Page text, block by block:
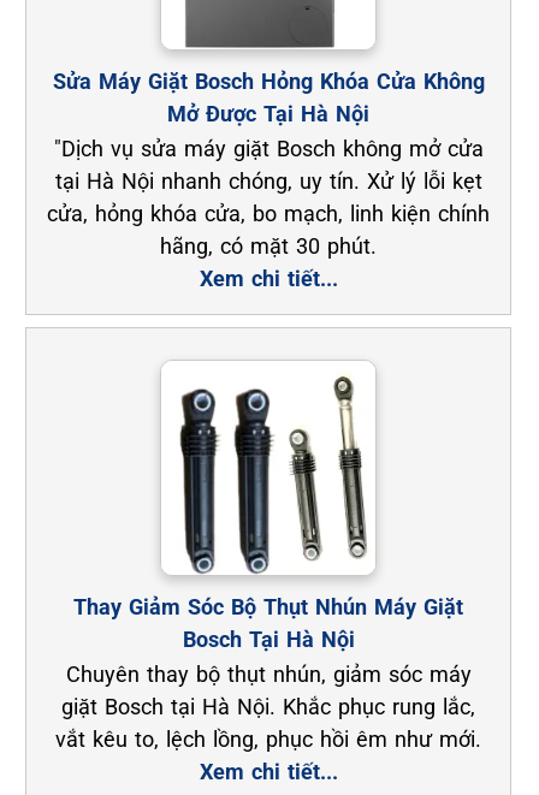
Sửa Máy Giặt Bosch Hỏng Khóa Cửa Không
Mở Được Tại Hà Nội
"Dịch vụ sửa máy giặt Bosch không mở cửa
tại Hà Nội nhanh chóng, uy tín. Xử lý lỗi kẹt
cửa, hỏng khóa cửa, bo mạch, linh kiện chính
hãng, có mặt 30 phút.
Xem chi tiết...
Thay Giảm Sóc Bộ Thụt Nhún Máy Giặt
Bosch Tại Hà Nội
Chuyên thay bộ thụt nhún, giảm sóc máy
giặt Bosch tại Hà Nội. Khắc phục rung lắc,
vắt kêu to, lệch lồng, phục hồi êm như mới.
Xem chi tiết...